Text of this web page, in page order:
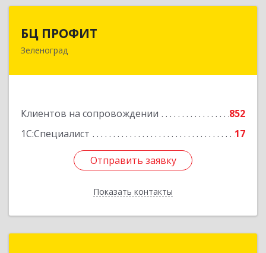
БЦ ПРОФИТ
Зеленоград
Клиентов на сопровождении
852
1С:Специалист
17
Отправить заявку
Показать контакты
124482, Москва г, Зеленоград г, корпус 340,
Отправить заявку
Назад